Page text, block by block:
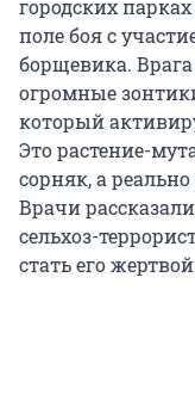
городских
поле боя с
борщевика.
огромные
который
Это растение-
сорняк, а
Врачи
сельхоз-
стать его